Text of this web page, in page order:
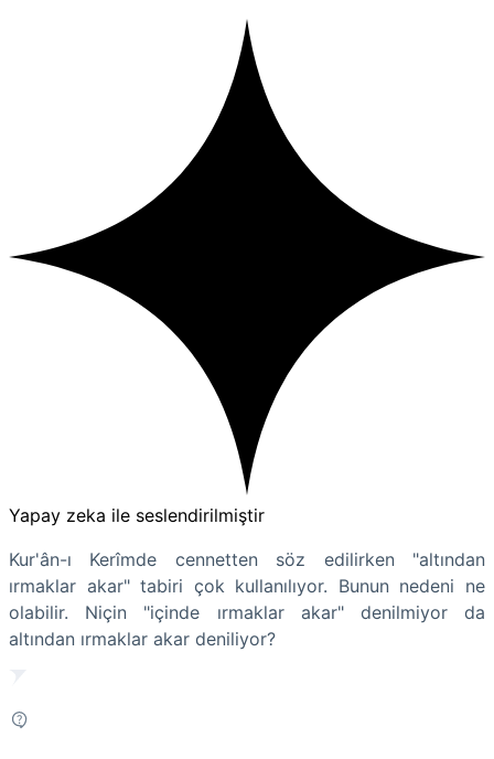
Yapay zeka ile seslendirilmiştir
Kur'ân-ı Kerîmde cennetten söz edilirken "altından
ırmaklar akar" tabiri çok kullanılıyor. Bunun nedeni ne
olabilir. Niçin "içinde ırmaklar akar" denilmiyor da
altından ırmaklar akar deniliyor?